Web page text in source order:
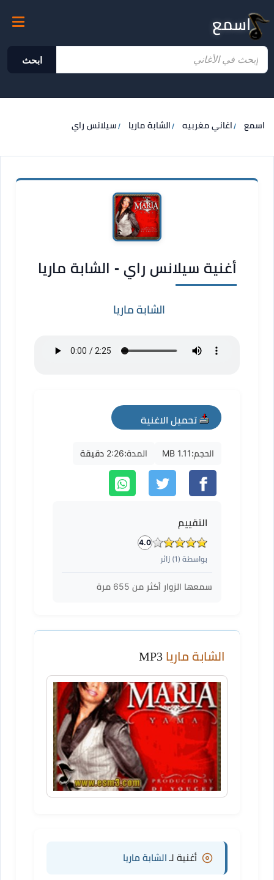
اسمع
ابحث
اسمع اغاني مغربيه الشابة ماريا سيلانس راي
أغنية سيلانس راي - الشابة ماريا
الشابة ماريا
تحميل الاغنية
mp3
الحجم:1.11 MB المدة:2:26 دقيقة
التقييم
4.0
بواسطة ( 1) زائر
سمعها الزوار أكثر من 655 مرة
الشابة ماريا
أغنية لـ الشابة ماريا